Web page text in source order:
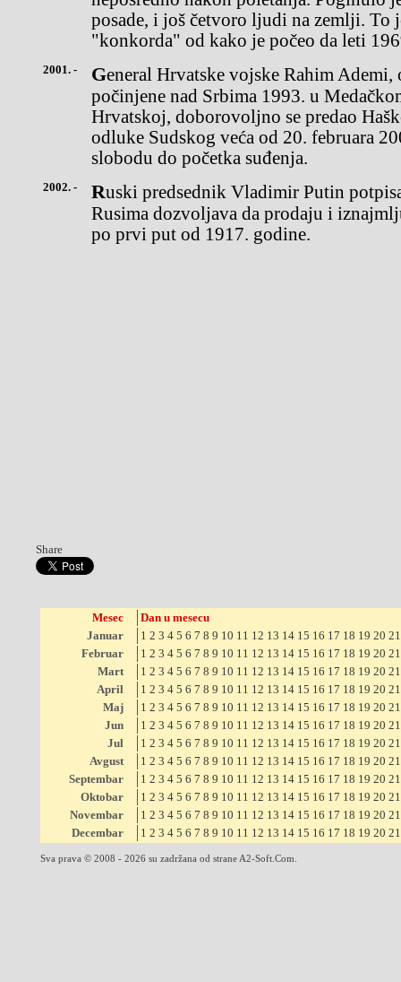
posade, i još četvoro ljudi na zemlji. To
"konkorda" od kako je počeo da leti
2001. - General Hrvatske vojske Rahim Ademi, optužen za zločine
počinjene nad Srbima 1993. u
Hrvatskoj, doborovoljno se predao
odluke Sudskog veća od 20. februara
slobodu do početka suđenja.
2002. - Ruski predsednik Vladimir Putin potpisao je zakon kojim se
Rusima dozvoljava da prodaju i
po prvi put od 1917. godine.
Share
Mesec
Dan u mesecu
Januar
1 2 3 4 5 6 7 8 9 10 11 12 13 14 15 16 17 18 19 20 21
Februar
1 2 3 4 5 6 7 8 9 10 11 12 13 14 15 16 17 18 19 20 21
Mart
1 2 3 4 5 6 7 8 9 10 11 12 13 14 15 16 17 18 19 20 21
April
1 2 3 4 5 6 7 8 9 10 11 12 13 14 15 16 17 18 19 20 21
Maj
1 2 3 4 5 6 7 8 9 10 11 12 13 14 15 16 17 18 19 20 21
Jun
1 2 3 4 5 6 7 8 9 10 11 12 13 14 15 16 17 18 19 20 21
Jul
1 2 3 4 5 6 7 8 9 10 11 12 13 14 15 16 17 18 19 20 21
Avgust
1 2 3 4 5 6 7 8 9 10 11 12 13 14 15 16 17 18 19 20 21
Septembar
1 2 3 4 5 6 7 8 9 10 11 12 13 14 15 16 17 18 19 20 21
Oktobar
1 2 3 4 5 6 7 8 9 10 11 12 13 14 15 16 17 18 19 20 21
Novembar
1 2 3 4 5 6 7 8 9 10 11 12 13 14 15 16 17 18 19 20 21
Decembar
1 2 3 4 5 6 7 8 9 10 11 12 13 14 15 16 17 18 19 20 21
Sva prava © 2008 - 2026 su zadržana od strane A2-Soft.Com.